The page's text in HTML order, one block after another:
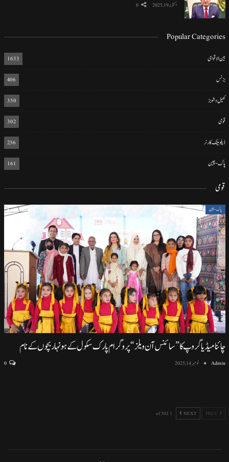
اکتوبر 19, 2025 0
Popular Categories
بین الاقوامی 1633
بزنس 406
کھیل و شوبز 350
قومی 302
ڈپلومیٹک کارنر 236
پاک-چین 161
قومی
پاک-چین
چائنا میڈیا گروپ کا ”سائنس آن ویلز“ پروگرام پارک سکول کے ہونہار بچوں کے نام
Admin نومبر 14, 2025 0
NEXT
1 of 302